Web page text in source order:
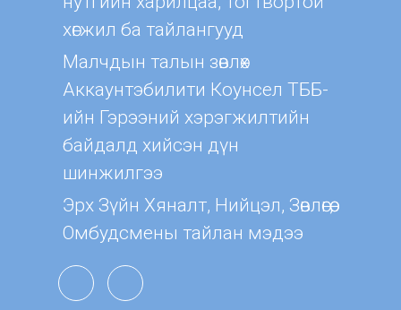
хөгжил ба тайлангууд
Малчдын талын зөвлөх
Aккаунтэбилити Коунсел ТББ-
ийн Гэрээний хэрэгжилтийн
байдалд хийсэн дүн
шинжилгээ
Эрх Зүйн Хяналт, Нийцэл, Зөвлөгөө,
Омбудсмены тайлан мэдээ